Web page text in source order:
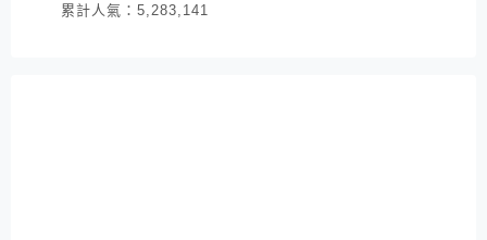
累計人氣： 5,283,141